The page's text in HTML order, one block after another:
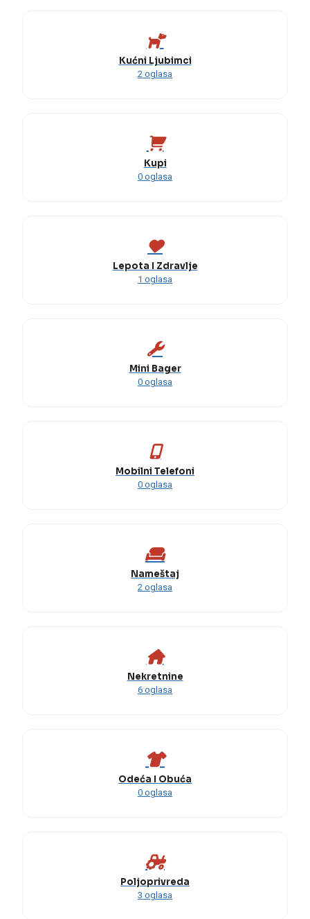
Kućni Ljubimci
2 oglasa
Kupi
0 oglasa
Lepota I Zdravlje
1 oglasa
Mini Bager
0 oglasa
Mobilni Telefoni
0 oglasa
Nameštaj
2 oglasa
Nekretnine
6 oglasa
Odeća I Obuća
0 oglasa
Poljoprivreda
3 oglasa